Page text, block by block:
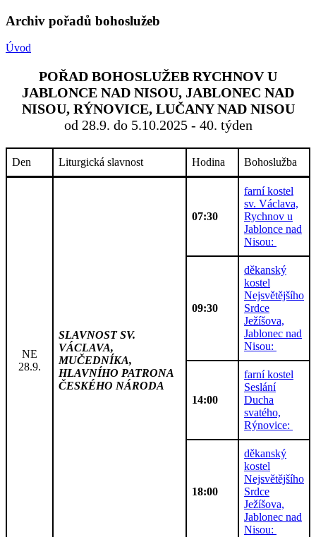
Archiv pořadů bohoslužeb
Úvod
POŘAD BOHOSLUŽEB RYCHNOV U
JABLONCE NAD NISOU, JABLONEC NAD
NISOU, RÝNOVICE, LUČANY NAD NISOU
od 28.9. do 5.10.2025 - 40. týden
Den Liturgická slavnost Hodina Bohoslužba
NE
28.9.
SLAVNOST SV.
VÁCLAVA,
MUČEDNÍKA,
HLAVNÍHO PATRONA
ČESKÉHO NÁRODA
07:30
farní kostel
sv. Václava,
Rychnov u
Jablonce nad
Nisou:
09:30
děkanský
kostel
Nejsvětějšího
Srdce
Ježíšova,
Jablonec nad
Nisou:
14:00
farní kostel
Seslání
Ducha
svatého,
Rýnovice:
18:00
děkanský
kostel
Nejsvětějšího
Srdce
Ježíšova,
Jablonec nad
Nisou: